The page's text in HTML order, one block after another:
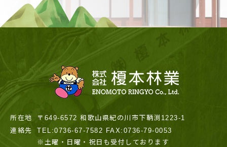
所在地
〒649-6572 和歌山県紀の川市下鞆渕1223-1
連絡先
TEL:0736-67-7582 FAX:0736-79-0053
※土曜・日曜・祝日も受付しております